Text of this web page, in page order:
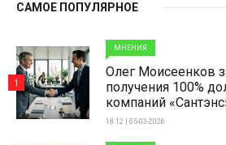
САМОЕ ПОПУЛЯРНОЕ
МНЕНИЯ
Олег Моисеенков
получения 100%
компаний
18:12 | 05-03-2026
1